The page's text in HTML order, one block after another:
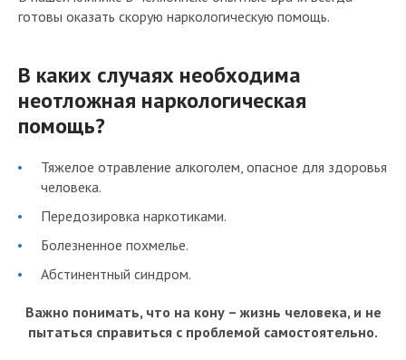
готовы оказать скорую наркологическую помощь.
В каких случаях необходима
неотложная наркологическая
помощь?
Тяжелое отравление алкоголем, опасное для здоровья
человека.
Передозировка наркотиками.
Болезненное похмелье.
Абстинентный синдром.
Важно понимать, что на кону – жизнь человека, и не
пытаться справиться с проблемой самостоятельно.